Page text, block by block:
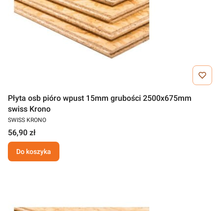
Płyta osb pióro wpust 15mm grubości 2500x675mm
swiss Krono
SWISS KRONO
56,90 zł
Do koszyka